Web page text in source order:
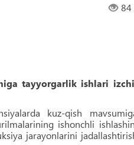
84
tayyorgarlik ishlari
kuz-qish
ishonchli
jarayonlarini